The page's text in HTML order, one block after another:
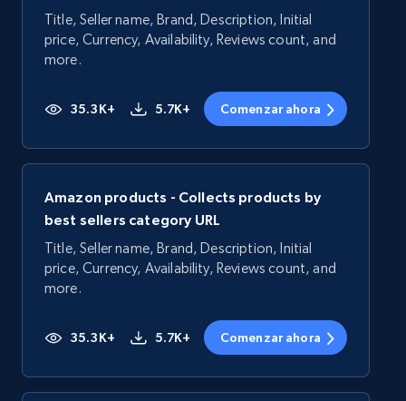
Title, Seller name, Brand, Description, Initial
price, Currency, Availability, Reviews count, and
more.
35.3K+ 5.7K+ Comenzar ahora
Amazon products - Collects products by
best sellers category URL
Title, Seller name, Brand, Description, Initial
price, Currency, Availability, Reviews count, and
more.
35.3K+ 5.7K+ Comenzar ahora